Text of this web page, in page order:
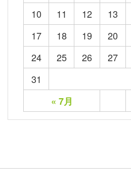
« 7月
10
11 12 13
17
18 19 20
24
25 26 27
31